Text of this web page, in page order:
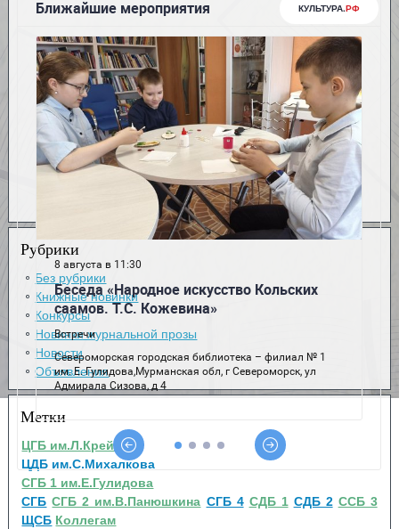
Рубрики
Без рубрики
Книжные новинки
Конкурсы
Новинки журнальной прозы
Новости
Объявления
Метки
ЦГБ им.Л.Крейна
ЦДБ им.С.Михалкова
СГБ 1 им.Е.Гулидова
СГБ СГБ 2 им.В.Панюшкина СГБ 4 СДБ 1 СДБ 2 ССБ 3
ЩСБ Коллегам